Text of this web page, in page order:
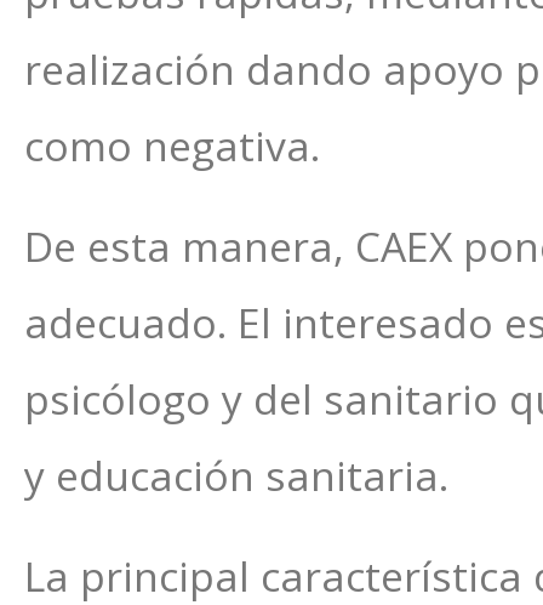
realización dando apoyo
como negativa.
De esta manera, CAEX
adecuado. El interesado
psicólogo y del sanitario
y educación sanitaria.
La principal